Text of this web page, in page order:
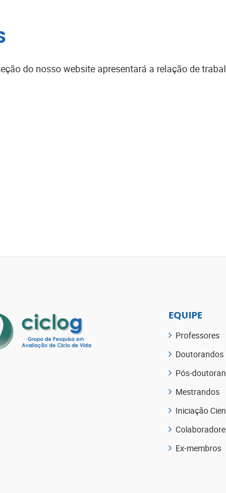
do nosso website apresentará a relação de
EQUIPE
Professores
Doutorandos
Pós-
Mestrandos
Iniciação
Ex-membros